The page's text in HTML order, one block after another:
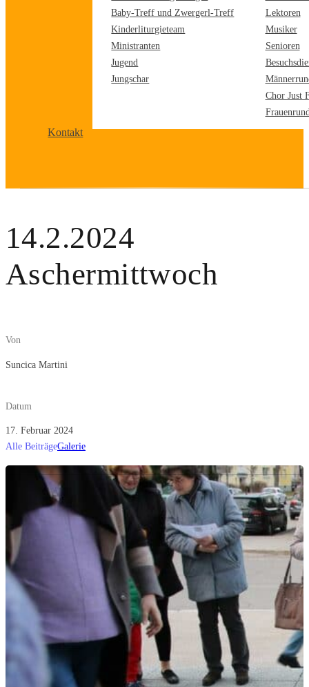
Baby-Treff und Zwergerl-Treff
Kinderliturgieteam
Ministranten
Jugend
Jungschar
Lektoren
Musiker
Senioren
Chor Just
Kontakt
14.2.2024
Aschermittwoch
Von
Suncica Martini
Datum
17. Februar 2024
Alle BeiträgeGalerie